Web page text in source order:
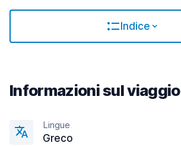
Indice
Informazioni sul viaggio
Lingue
Greco